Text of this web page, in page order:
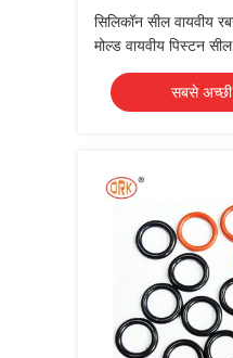
सिलिकॉन सील वायवीय
मोल्ड वायवीय पिस्टन सील
सबसे अच्छी